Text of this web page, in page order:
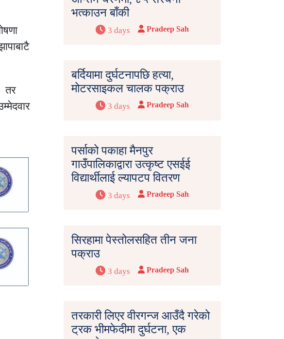
तर
भत्काउन बाँकी
3 days Pradeep Sah
बर्दियामा दुर्घटनापछि हत्या,
मोटरसाइकल चालक पक्राउ
3 days Pradeep Sah
पर्साको पकाहा मैनपुर
गाउँपालिकाद्वारा उत्कृष्ट एसईई
विद्यार्थीलाई ल्यापटप वितरण
3 days Pradeep Sah
सिरहामा पेस्तोलसहित तीन जना
पक्राउ
3 days Pradeep Sah
तरकारी लिएर वीरगन्ज आउँदै गरेको
ट्रक भीमफेदीमा दुर्घटना, एक